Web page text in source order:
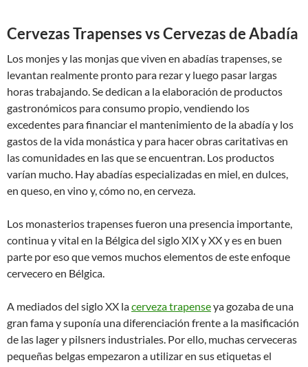
Cervezas Trapenses vs Cervezas de Abadía
Los monjes y las monjas que viven en abadías trapenses, se
levantan realmente pronto para rezar y luego pasar largas
horas trabajando. Se dedican a la elaboración de productos
gastronómicos para consumo propio, vendiendo los
excedentes para financiar el mantenimiento de la abadía y los
gastos de la vida monástica y para hacer obras caritativas en
las comunidades en las que se encuentran. Los productos
varían mucho. Hay abadías especializadas en miel, en dulces,
en queso, en vino y, cómo no, en cerveza.
Los monasterios trapenses fueron una presencia importante,
continua y vital en la Bélgica del siglo XIX y XX y es en buen
parte por eso que vemos muchos elementos de este enfoque
cervecero en Bélgica.
A mediados del siglo XX lacerveza trapenseya gozaba de una
gran fama y suponía una diferenciación frente a la masificación
de las lager y pilsners industriales. Por ello, muchas cerveceras
pequeñas belgas empezaron a utilizar en sus etiquetas el